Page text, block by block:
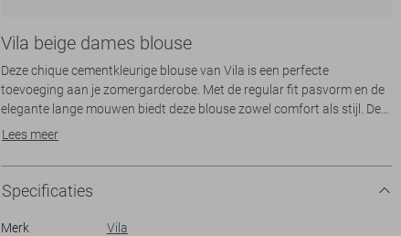
Vila beige dames blouse
Deze chique cementkleurige blouse van Vila is een perfecte
toevoeging aan je zomergarderobe. Met de regular fit pasvorm en de
elegante lange mouwen biedt deze blouse zowel comfort als stijl. De
subtiele glans van de 100% polyester stof geeft een luxe uitstraling,
creëren. Dit maakt de blouse tot een veelzijdig kledingstuk dat
geschikt is voor diverse gelegenheden.
Stijl deze Vila blouse moeiteloos met een nette rok of een casual jeans
Lees meer
Specificaties
Merk
Vila